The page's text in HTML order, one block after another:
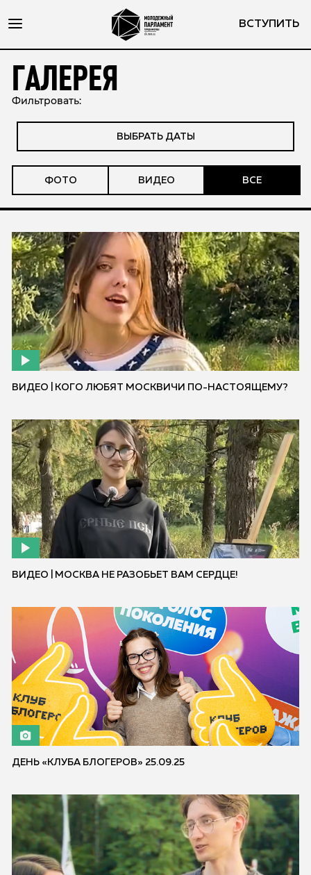
ВСТУПИТЬ
ГАЛЕРЕЯ
Фильтровать:
ВЫБРАТЬ ДАТЫ
ФОТО ВИДЕО ВСЕ
ВИДЕО | КОГО ЛЮБЯТ МОСКВИЧИ ПО-НАСТОЯЩЕМУ?
ВИДЕО | МОСКВА НЕ РАЗОБЬЕТ ВАМ СЕРДЦЕ!
ДЕНЬ «КЛУБА БЛОГЕРОВ» 25.09.25